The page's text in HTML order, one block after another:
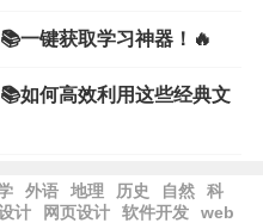
一键获取学习神器！🔥
如何高效利用这些经典文
外语 地理 历史 自然
科
计 网页设计 软件开发
web